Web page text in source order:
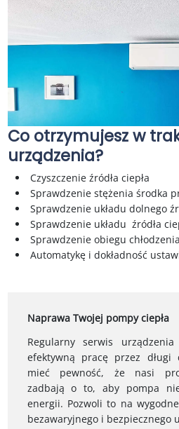
Co otrzymujesz w
urządzenia?
Czyszczenie źródła ciepła
Sprawdzenie stężenia środka
Sprawdzenie układu dolnego
Sprawdzenie układu źródła
Sprawdzenie obiegu chłodzenia
Automatykę i dokładność
Naprawa Twojej pompy ciepła
Regularny serwis
efektywną pracę przez długi
mieć pewność, że nasi
zadbają o to, aby pompa
energii. Pozwoli to na
bezawaryjnego i bezpiecznego